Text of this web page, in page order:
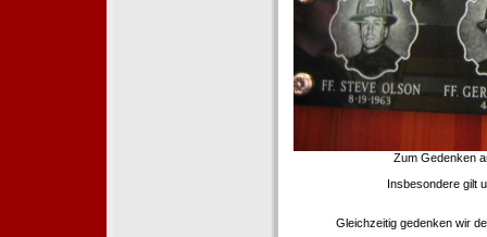
Zum Gedenken
Insbesondere gilt
Gleichzeitig gedenken wir